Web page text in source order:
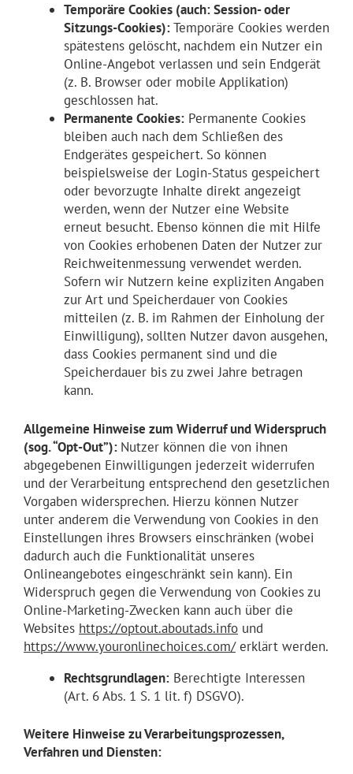
Temporäre Cookies (auch: Session- oder
Sitzungs-Cookies):Temporäre Cookies werden
spätestens gelöscht, nachdem ein Nutzer ein
Online-Angebot verlassen und sein Endgerät
(z. B. Browser oder mobile Applikation)
geschlossen hat.
Permanente Cookies: Permanente Cookies
bleiben auch nach dem Schließen des
Endgerätes gespeichert. So können
beispielsweise der Login-Status gespeichert
oder bevorzugte Inhalte direkt angezeigt
werden, wenn der Nutzer eine Website
erneut besucht. Ebenso können die mit Hilfe
von Cookies erhobenen Daten der Nutzer zur
Reichweitenmessung verwendet werden.
Sofern wir Nutzern keine expliziten Angaben
zur Art und Speicherdauer von Cookies
mitteilen (z. B. im Rahmen der Einholung der
Einwilligung), sollten Nutzer davon ausgehen,
dass Cookies permanent sind und die
Speicherdauer bis zu zwei Jahre betragen
kann.
Allgemeine Hinweise zum Widerruf und Widerspruch
(sog. “Opt-Out”): Nutzer können die von ihnen
abgegebenen Einwilligungen jederzeit widerrufen
und der Verarbeitung entsprechend den gesetzlichen
Vorgaben widersprechen. Hierzu können Nutzer
unter anderem die Verwendung von Cookies in den
Einstellungen ihres Browsers einschränken (wobei
dadurch auch die Funktionalität unseres
Onlineangebotes eingeschränkt sein kann). Ein
Widerspruch gegen die Verwendung von Cookies zu
Online-Marketing-Zwecken kann auch über die
Websites https://optout.aboutads.info und
https://www.youronlinechoices.com/erklärt werden.
Rechtsgrundlagen: Berechtigte Interessen
(Art. 6 Abs. 1 S. 1 lit. f) DSGVO).
Weitere Hinweise zu Verarbeitungsprozessen,
Verfahren und Diensten: